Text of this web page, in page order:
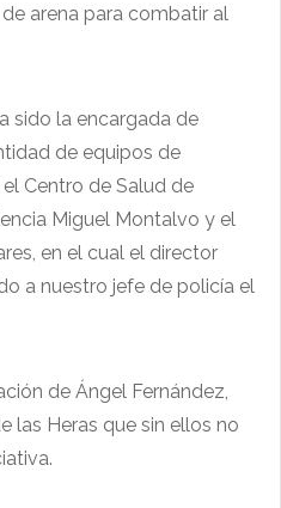
arena para combatir al
sido la encargada de
de equipos de
Centro de Salud de
Miguel Montalvo y el
en el cual el director
a nuestro jefe de policía el
de Ángel Fernández,
las Heras que sin ellos no